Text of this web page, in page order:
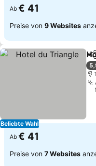
Ab € 41
Preise von 9 Websites
Beliebte Wahl
Ab € 41
Preise von 7 Websites